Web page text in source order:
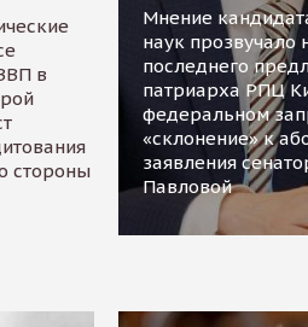
в
стороны
Мнение
наук прозвучало
последнего
патриарха РПЦ
федеральном
«склонение» к
заявления
Павловой